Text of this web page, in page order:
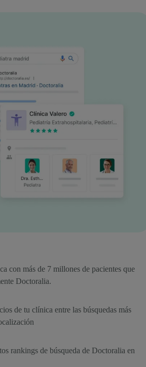
con más de 7 millones de pacientes que
Doctoralia.
de tu clínica entre las búsquedas más
rankings de búsqueda de Doctoralia en